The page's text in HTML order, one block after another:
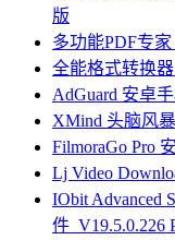
版
多功能PDF专家
全能格式转换器
AdGuard 安卓
XMind 头脑风
FilmoraGo Pro
Lj Video
IObit Advanced
件_V19.5.0.226